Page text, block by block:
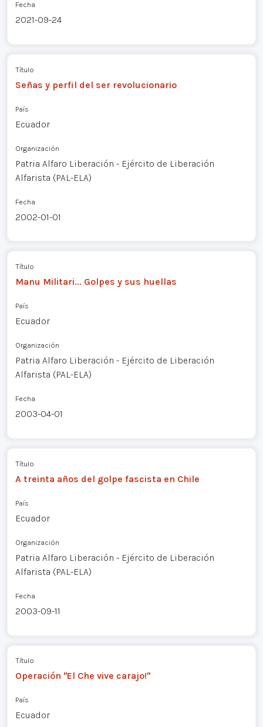
Fecha
2021-09-24
Título
Señas y perfil del ser revolucionario
País
Ecuador
Organización
Patria Alfaro Liberación - Ejército de Liberación
Alfarista (PAL-ELA)
Fecha
2002-01-01
Título
Manu Militari... Golpes y sus huellas
País
Ecuador
Organización
Patria Alfaro Liberación - Ejército de Liberación
Alfarista (PAL-ELA)
Fecha
2003-04-01
Título
A treinta años del golpe fascista en Chile
País
Ecuador
Organización
Patria Alfaro Liberación - Ejército de Liberación
Alfarista (PAL-ELA)
Fecha
2003-09-11
Título
Operación "El Che vive carajo!"
País
Ecuador